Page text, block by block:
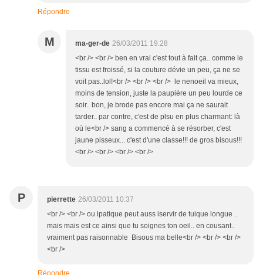
Répondre
M ma-ger-de 26/03/2011 19:28
<br /> <br /> ben en vrai c'est tout à fait ça.. comme le
tissu est froissé, si la couture dévie un peu, ça ne se
voit pas..lol!<br /> <br /> <br /> le nenoeil va mieux,
moins de tension, juste la paupière un peu lourde ce
soir.. bon, je brode pas encore mai ça ne saurait
tarder.. par contre, c'est de plsu en plus charmant: là
où le<br /> sang a commencé à se résorber, c'est
jaune pisseux... c'est d'une classe!!! de gros bisous!!!
<br /> <br /> <br /> <br />
P pierrette 26/03/2011 10:37
<br /> <br /> ou ipatique peut auss iservir de tuique longue ..
mais mais est ce ainsi que tu soignes ton oeil.. en cousant..
vraiment pas raisonnable Bisous ma belle<br /> <br /> <br />
<br />
Répondre